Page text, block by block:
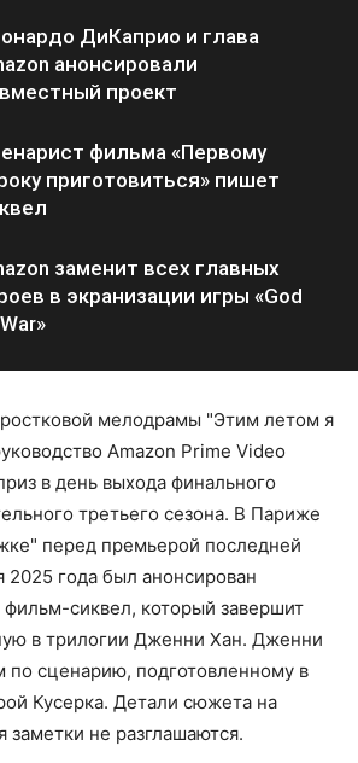
ДиКаприо и глава
анонсировали
проект
фильма «Первому
приготовиться» пишет
заменит всех главных
в экранизации игры «God
мелодрамы "Этим летом я
Amazon Prime Video
в день выхода финального
третьего сезона. В Париже
перед премьерой последней
2025 года был анонсирован
сиквел, который завершит
в трилогии Дженни Хан. Дженни
по сценарию, подготовленному в
Кусерка. Детали сюжета на
заметки не разглашаются.